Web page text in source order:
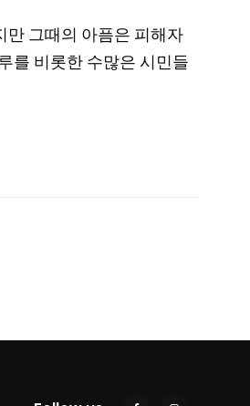
만 그때의 아픔은 피해자
를 비롯한 수많은 시민들